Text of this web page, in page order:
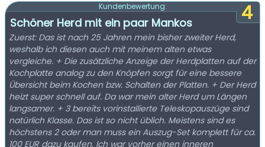
4
Kundenbewertung:
Schöner Herd mit ein paar Mankos
Zuerst: Das ist nach 25 Jahren mein bisher zweiter Herd,
weshalb ich diesen auch mit meinem alten etwas
vergleiche. + Die zusätzliche Anzeige der Herdplatten auf der
Kochplatte analog zu den Knöpfen sorgt für eine bessere
Übersicht beim Kochen bzw. Schalten der Platten. + Der Herd
heizt super schnell auf. Da war mein alter Herd um Längen
langsamer. + 3 bereits vorinstallierte Teleskopauszüge sind
natürlich Klasse. Das ist so nicht üblich. Meistens sind es
höchstens 2 oder man muss ein Auszug-Set komplett für ca.
100 EUR dazu kaufen. Ich war vorher einen inneren